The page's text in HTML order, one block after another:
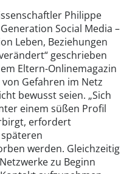
Philippe
Social Media –
Leben, Beziehungen
geschrieben
Eltern-Onlinemagazin
von Gefahren im Netz
bewusst seien. „Sich
einem süßen Profil
erfordert
werden. Gleichzeitig
zu Beginn